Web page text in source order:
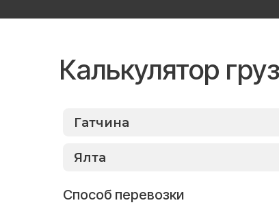
Калькулятор
Способ перевозки